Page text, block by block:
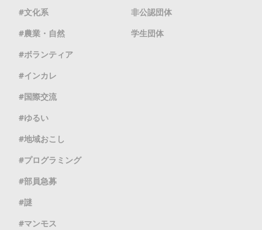
文化系
農業・自然
ボランティア
インカレ
国際交流
ゆるい
地域おこし
プログラミング
部員急募
謎
マンモス
非公認団体
学生団体